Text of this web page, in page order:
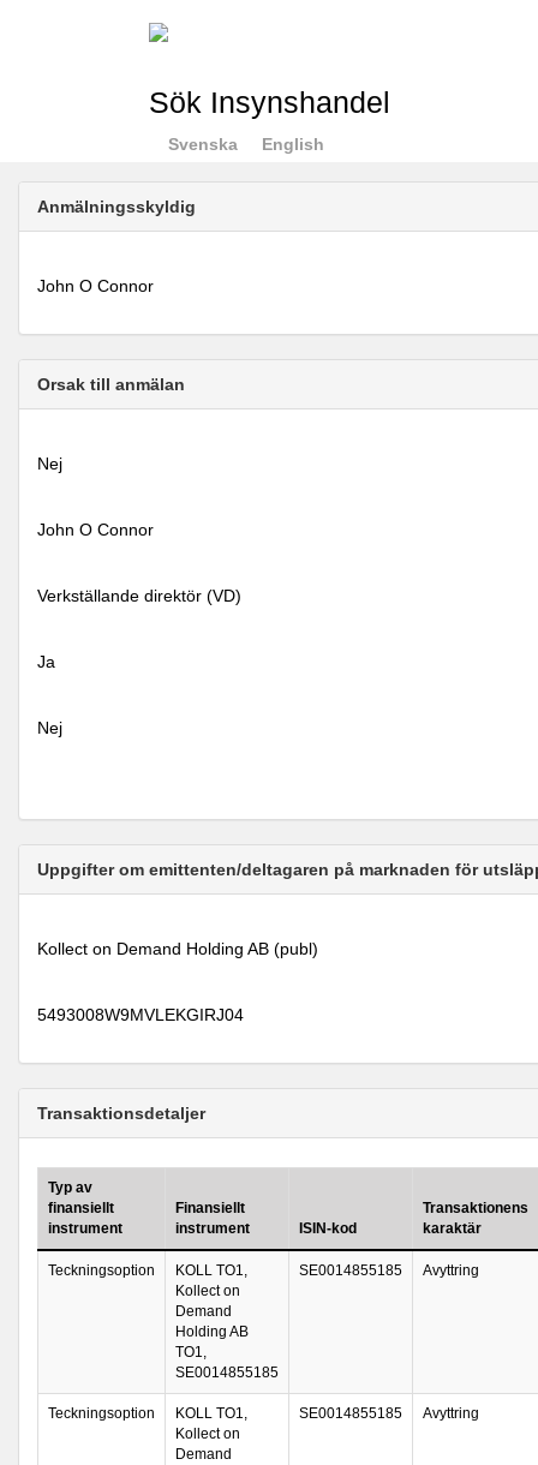
Sök Insynshandel
Svenska English
Anmälningsskyldig
John O Connor
Orsak till anmälan
Nej
John O Connor
Verkställande direktör (VD)
Ja
Nej
Uppgifter om emittenten/deltagaren på marknaden för
Kollect on Demand Holding AB (publ)
5493008W9MVLEKGIRJ04
Transaktionsdetaljer
Typ av
finansiellt
instrument
Finansiellt
instrument
ISIN-kod
Transaktionens
karaktär
Teckningsoption
KOLL TO1,
Kollect on
Demand
Holding AB
TO1,
SE0014855185
SE0014855185 Avyttring
Teckningsoption
KOLL TO1,
Kollect on
Demand
SE0014855185 Avyttring